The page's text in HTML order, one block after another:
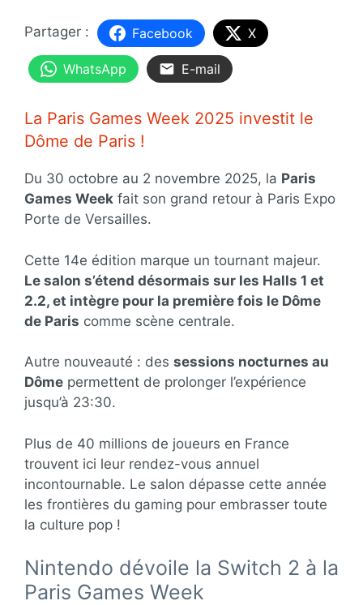
Facebook X
WhatsApp E-mail
La Paris Games Week 2025 investit le
Dôme de Paris !
Du 30 octobre au 2 novembre 2025, la Paris
Games Week fait son grand retour à Paris Expo
Porte de Versailles.
Cette 14e édition marque un tournant majeur.
Le salon s’étend désormais sur les Halls 1 et
2.2, et intègre pour la première fois le Dôme
de Paris comme scène centrale.
Autre nouveauté : des sessions nocturnes au
Dôme permettent de prolonger l’expérience
jusqu’à 23:30.
Plus de 40 millions de joueurs en France
trouvent ici leur rendez-vous annuel
incontournable. Le salon dépasse cette année
les frontières du gaming pour embrasser toute
la culture pop !
Nintendo dévoile la Switch 2 à la
Paris Games Week